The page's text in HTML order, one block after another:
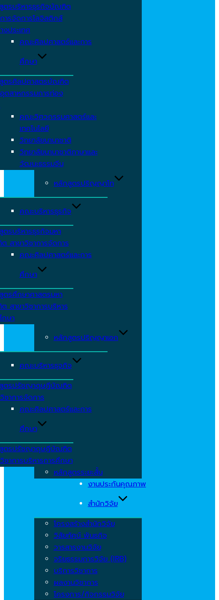
ตรบริหารธุรกิจบัณฑิต
ารจัดการโลจิสติกส์
งประเทศ
คณะศิลปศาสตร์และการ
ศึกษา
ตรศิลปศาสตรบัณฑิต
ตสาหกรรมการท่อง
คณะวิศวกรรมศาสตร์และ
เทคโนโลยี
วิทยาลัยนานาชาติ
วิทยาลัยนานาชาติภาษาและ
วัฒนะธรรมจีน
หลักสูตรปริญญาโท
คณะบริหารธุรกิจ
รบริหารธุรกิจมหา
สาขาวิชาการจัดการ
คณะศิลปศาสตร์และการ
ศึกษา
ตรศึกษาศาสตรมหา
สาขาวิชาการบริหาร
ษา
หลักสูตรปริญญาเอก
คณะบริหารธุจกิจ
ตรปรัชญาดุษฎีบัณฑิต
ชาการจัดการ
คณะศิลปศาสตร์และการ
ศึกษา
ตรปรัชญาดุษฎีบัณฑิต
ชาการบริหารการศึกษา
หลักสูตรระยะสั้น
งานประกันคุณภาพ
สำนักวิจัย
โครงสร้างสำนักวิจัย
วิสัยทัศน์ พันธกิจ
วารสารงานวิจัย
จริยธรรมการวิจัย (IRB)
บริการวิชาการ
ผลงานวิชาการ
โครงการ/กิจกรรมวิจัย